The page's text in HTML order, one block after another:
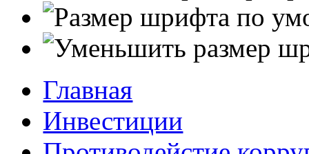
Главная
Инвестиции